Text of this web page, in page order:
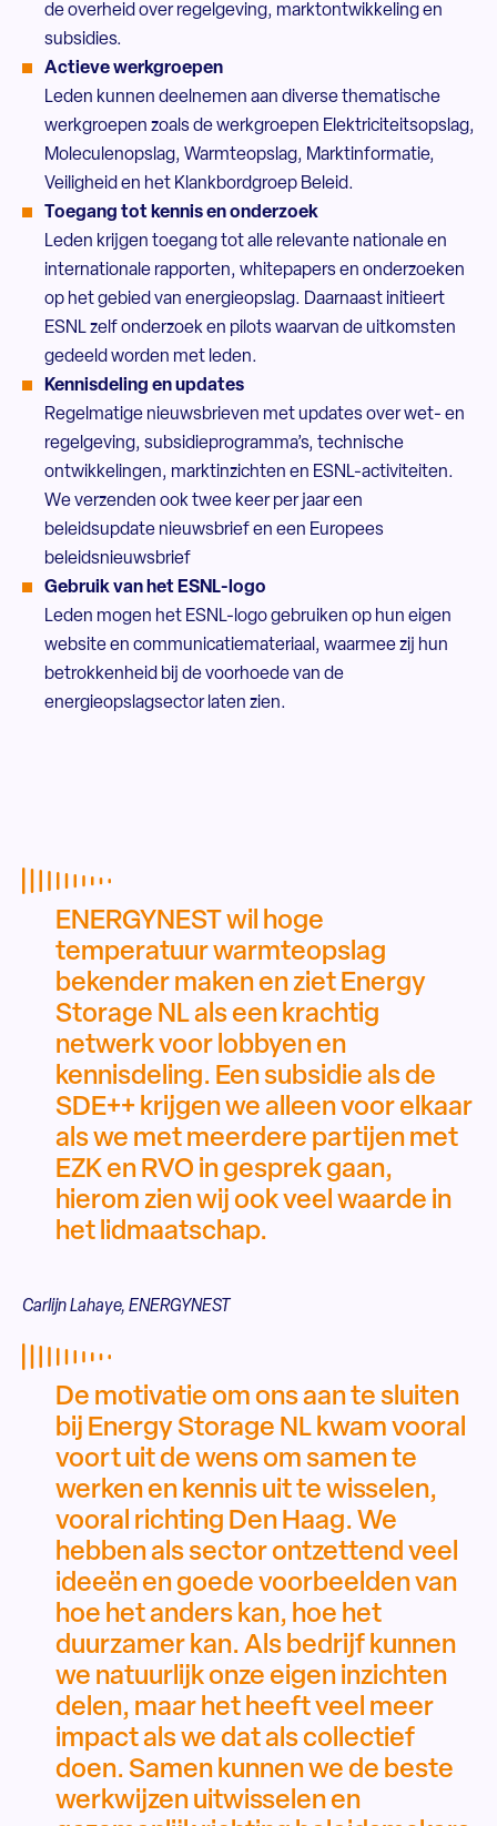
de overheid over regelgeving, marktontwikkeling en
subsidies.
Actieve werkgroepen
Leden kunnen deelnemen aan diverse thematische
werkgroepen zoals de werkgroepen Elektriciteitsopslag,
Moleculenopslag, Warmteopslag, Marktinformatie,
Veiligheid en het Klankbordgroep Beleid.
Toegang tot kennis en onderzoek
Leden krijgen toegang tot alle relevante nationale en
internationale rapporten, whitepapers en onderzoeken
op het gebied van energieopslag. Daarnaast initieert
ESNL zelf onderzoek en pilots waarvan de uitkomsten
gedeeld worden met leden.
Kennisdeling en updates
Regelmatige nieuwsbrieven met updates over wet- en
regelgeving, subsidieprogramma’s, technische
ontwikkelingen, marktinzichten en ESNL-activiteiten.
We verzenden ook twee keer per jaar een
beleidsupdate nieuwsbrief en een Europees
beleidsnieuwsbrief
Gebruik van het ESNL-logo
Leden mogen het ESNL-logo gebruiken op hun eigen
website en communicatiemateriaal, waarmee zij hun
betrokkenheid bij de voorhoede van de
energieopslagsector laten zien.
ENERGYNEST wil hoge
temperatuur warmteopslag
bekender maken en ziet Energy
Storage NL als een krachtig
netwerk voor lobbyen en
kennisdeling. Een subsidie als de
SDE++ krijgen we alleen voor elkaar
als we met meerdere partijen met
EZK en RVO in gesprek gaan,
hierom zien wij ook veel waarde in
het lidmaatschap.
Carlijn Lahaye, ENERGYNEST
De motivatie om ons aan te sluiten
bij Energy Storage NL kwam vooral
voort uit de wens om samen te
werken en kennis uit te wisselen,
vooral richting Den Haag. We
hebben als sector ontzettend veel
ideeën en goede voorbeelden van
hoe het anders kan, hoe het
duurzamer kan. Als bedrijf kunnen
we natuurlijk onze eigen inzichten
delen, maar het heeft veel meer
impact als we dat als collectief
doen. Samen kunnen we de beste
werkwijzen uitwisselen en